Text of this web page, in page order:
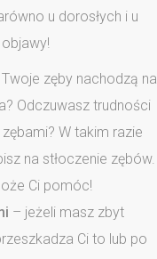
u dorosłych i u
zęby nachodzą na
Odczuwasz trudności
W takim razie
na stłoczenie zębów.
Ci pomóc!
– jeżeli masz zbyt
Ci to lub po